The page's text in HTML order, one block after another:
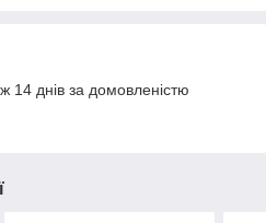
14 днів за домовленістю